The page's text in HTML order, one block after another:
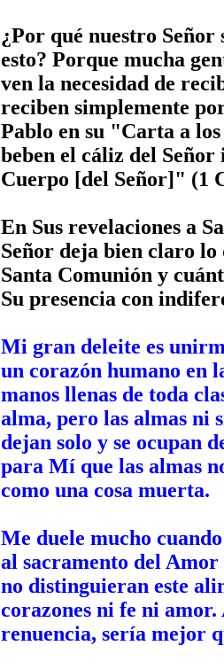
¿Por qué nuestro
esto? Porque mucha
ven la necesidad de
reciben simplemente
Pablo en su "Carta a
beben el cáliz del
Cuerpo [del Señor]" (1
En Sus revelaciones a
Señor deja bien claro lo
Santa Comunión y
Su presencia con
Mi gran deleite es
un corazón humano en
manos llenas de toda
alma, pero las almas ni
dejan solo y se ocupan
para Mí que las almas
como una cosa muerta.
Me duele mucho
al sacramento del
no distinguieran este
corazones ni fe ni
renuencia, sería mejor